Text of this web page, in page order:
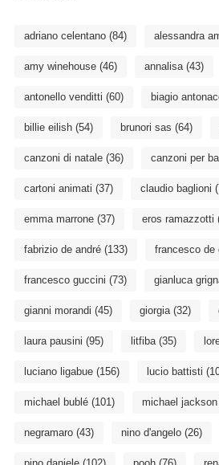
adriano celentano(84) alessandra
amy winehouse(46) annalisa(43)
antonello venditti (60) biagio
billie eilish(54) brunori sas (64)
canzoni di natale(36) canzoni per
cartoni animati (37) claudio baglioni
emma marrone(37) eros ramazzotti
fabrizio de andré(133) francesco de
francesco guccini (73) gianluca
gianni morandi (45) giorgia(32)
laura pausini (95) litfiba(35)
luciano ligabue(156) lucio battisti
michael bublé(101) michael jackson
negramaro(43) nino d'angelo(26)